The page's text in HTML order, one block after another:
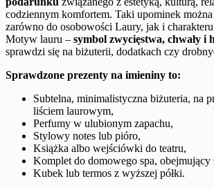
codziennym komfortem. Taki upominek można
zarówno do osobowości Laury, jak i
Motyw lauru – symbol zwycięstwa, chwały i
sprawdzi się na biżuterii, dodatkach czy
Sprawdzone prezenty na imieniny to:
Subtelna, minimalistyczna biżuteria, na
liściem laurowym,
Perfumy w ulubionym zapachu,
Stylowy notes lub pióro,
Książka albo wejściówki do teatru,
Komplet do domowego spa, obejmujący
Kubek lub termos z wyższej półki.